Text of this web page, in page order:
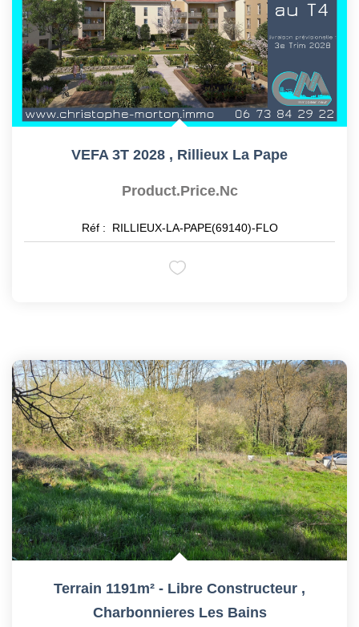
VEFA 3T 2028 , Rillieux La Pape
Product.price.nc
Réf : RILLIEUX-LA-PAPE(69140)-FLO
Terrain 1191m² - Libre Constructeur ,
Charbonnieres Les Bains